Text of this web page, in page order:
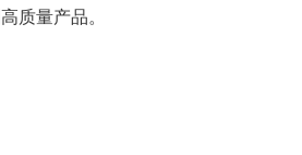
质量产品。